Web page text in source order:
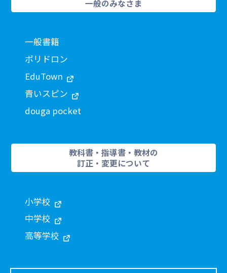
一般のみなさま
一般書籍
ポリドロン
EduTown
青いスピン
douga pocket
教科書・指導書・教材の
訂正・変更について
小学校
中学校
高等学校